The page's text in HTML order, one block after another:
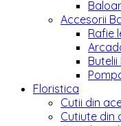
Accesorii
Rafie
Butelii
Floristica
Cutii din
Cutiute din